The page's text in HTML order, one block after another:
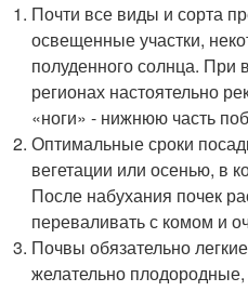
Почти все виды и сорта
освещенные участки,
полуденного солнца.
регионах настоятельно
«ноги» - нижнюю часть
Оптимальные сроки
вегетации или осенью, в
После набухания почек
переваливать с комом и
Почвы обязательно
желательно